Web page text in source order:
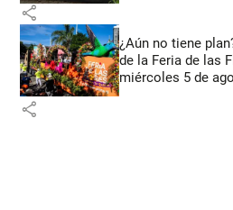
share
¿Aún no tiene
de la Feria de las
miércoles 5 de
share